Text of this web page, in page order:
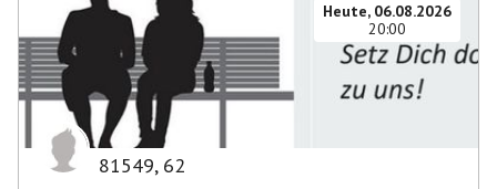
Heute, 06.08.2026
20:00
81549, 62